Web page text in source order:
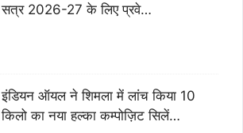
सत्र 2026-27 के लिए प्रवे…
इंडियन ऑयल ने शिमला में लांच किया 10
किलो का नया हल्का कम्पोज़िट सिलें…